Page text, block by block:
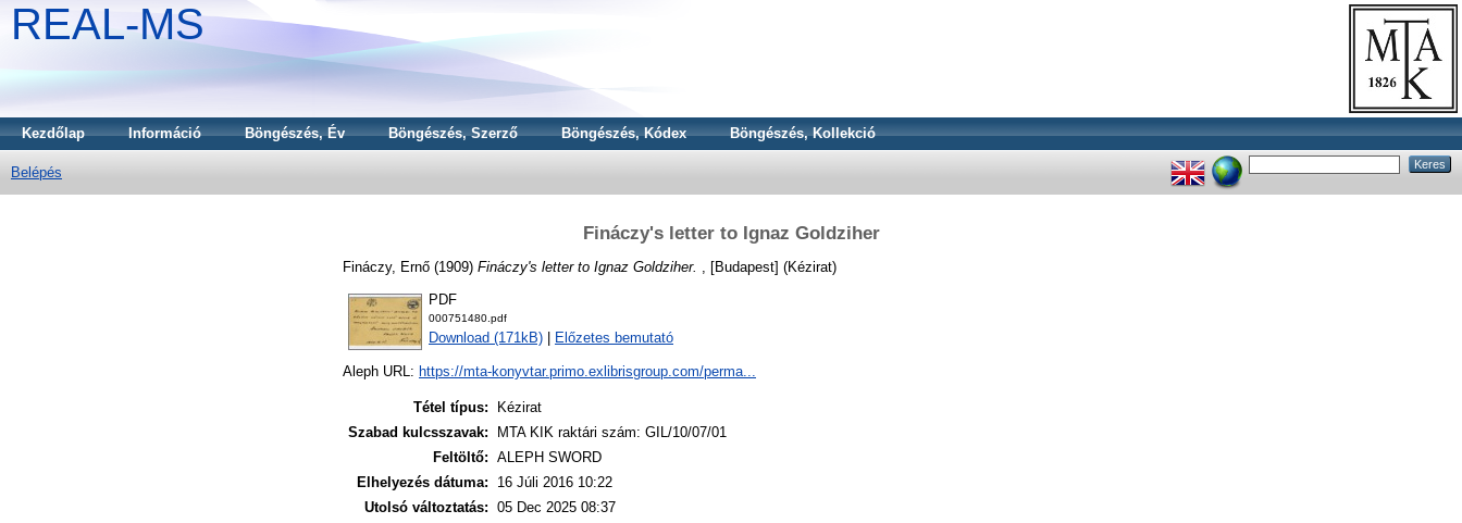
REAL-MS
Kezdőlap Információ Böngészés, Év Böngészés, Szerző Böngészés, Kódex Böngészés, Kollekció
Belépés
Fináczy's letter to Ignaz Goldziher
Fináczy, Ernő (1909) Fináczy's letter to Ignaz Goldziher. , [Budapest] (Kézirat)
PDF
000751480.pdf
Download (171kB) Előzetes bemutató
Aleph URL: https://mta-konyvtar.primo.exlibrisgroup.com/perma...
Tétel típus:
Kézirat
Szabad kulcsszavak:
MTA KIK raktári szám: GIL/10/07/01
Feltöltő: ALEPH SWORD
Elhelyezés dátuma:
16 Júli 2016 10:22
Utolsó változtatás: 05 Dec 2025 08:37